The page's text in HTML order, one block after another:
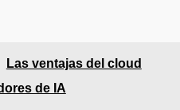
Las ventajas del cloud
de IA